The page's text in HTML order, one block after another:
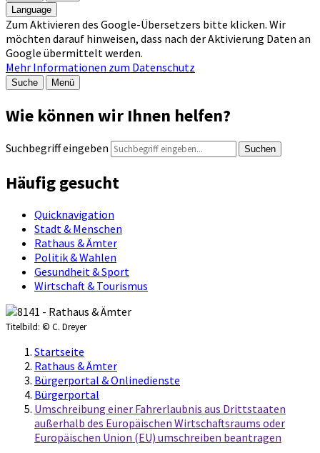
Language
Zum Aktivieren des Google-Übersetzers bitte klicken. Wir
möchten darauf hinweisen, dass nach der Aktivierung Daten an
Google übermittelt werden.
Mehr Informationen zum Datenschutz
Suche Menü
Wie können wir Ihnen helfen?
Suchbegriff eingeben Suchen
Häufig gesucht
Quicknavigation
Stadt & Menschen
Rathaus & Ämter
Politik & Wahlen
Gesundheit & Sport
Wirtschaft & Tourismus
Titelbild: © C. Dreyer
Startseite
Rathaus & Ämter
Bürgerportal & Onlinedienste
Bürgerportal
Umschreibung einer Fahrerlaubnis aus Drittstaaten
außerhalb des Europäischen Wirtschaftsraums oder
Europäischen Union (EU) umschreiben beantragen